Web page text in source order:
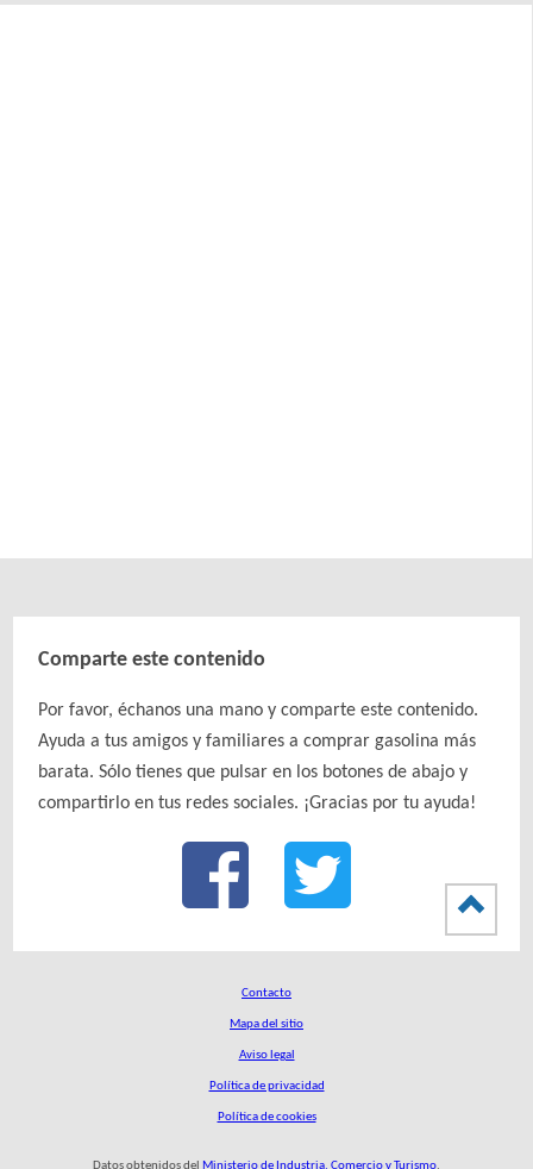
Comparte este contenido
Por favor, échanos una mano y comparte este contenido.
Ayuda a tus amigos y familiares a comprar gasolina más
barata. Sólo tienes que pulsar en los botones de abajo y
compartirlo en tus redes sociales. ¡Gracias por tu ayuda!
Contacto
Mapa del sitio
Aviso legal
Política de privacidad
Política de cookies
Datos obtenidos del Ministerio de Industria, Comercio y Turismo.